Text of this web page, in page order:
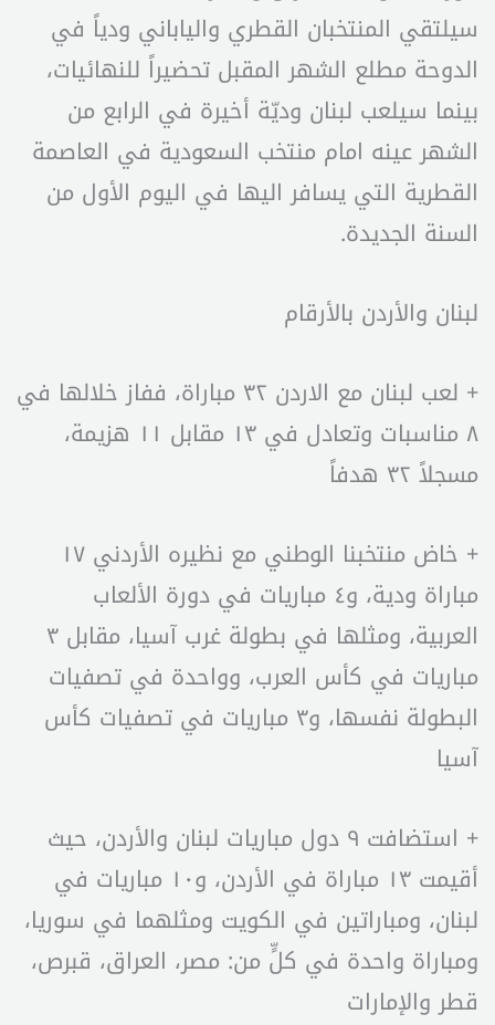
سيلتقي المنتخبان القطري والياباني ودياً في
الدوحة مطلع الشهر المقبل تحضيراً للنهائيات،
بينما سيلعب لبنان وديّة أخيرة في الرابع من
الشهر عينه امام منتخب السعودية في العاصمة
القطرية التي يسافر اليها في اليوم الأول من
السنة الجديدة.
لبنان والأردن بالأرقام
+ لعب لبنان مع الاردن ٣٢ مباراة، ففاز خلالها في
٨ مناسبات وتعادل في ١٣ مقابل ١١ هزيمة،
مسجلاً ٣٢ هدفاً
+ خاض منتخبنا الوطني مع نظيره الأردني ١٧
مباراة ودية، و٤ مباريات في دورة الألعاب
العربية، ومثلها في بطولة غرب آسيا، مقابل ٣
مباريات في كأس العرب، وواحدة في تصفيات
البطولة نفسها، و٣ مباريات في تصفيات كأس
آسيا
+ استضافت ٩ دول مباريات لبنان والأردن، حيث
أقيمت ١٣ مباراة في الأردن، و١٠ مباريات في
لبنان، ومباراتين في الكويت ومثلهما في سوريا،
ومباراة واحدة في كلٍّ من: مصر، العراق، قبرص،
قطر والإمارات